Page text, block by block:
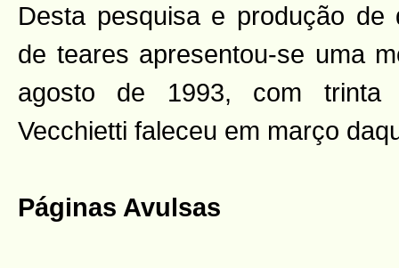
Desta pesquisa e produção de
de teares apresentou-se uma
agosto de 1993, com trinta
Vecchietti faleceu em março
Páginas Avulsas